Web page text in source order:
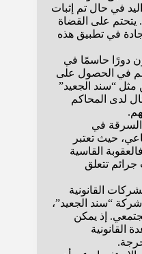
في حال تم إثبات
على القضاة
في تطبيق هذه
دورًا حاسمًا في
في الحصول على
مثل “سند الجعيد”
لدى المحاكم
السرقة في
حيث تعتبر
القاسية
جرائم تتعلق
القانونية
شركة “سند الجعيد”،
إذ يمكن
القانونية